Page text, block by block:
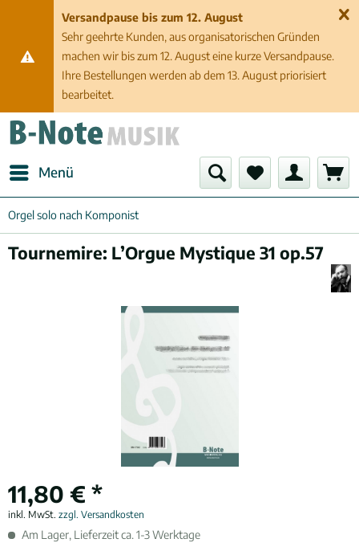
Versandpause bis zum 12. August
Sehr geehrte Kunden, aus organisatorischen Gründen
machen wir bis zum 12. August eine kurze Versandpause.
Ihre Bestellungen werden ab dem 13. August priorisiert
bearbeitet.
Menü
Orgel solo nach Komponist
Tournemire: L’Orgue Mystique 31 op.57
11,80 € *
inkl. MwSt. zzgl. Versandkosten
Am Lager, Lieferzeit ca. 1-3 Werktage